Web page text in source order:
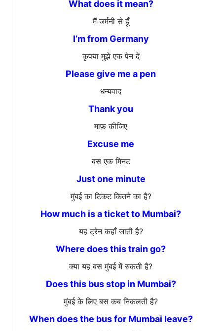
What does it mean?
मैं जर्मनी से हूँ
I’m from Germany
कृपया मुझे एक पेन दें
Please give me a pen
धन्यवाद
Thank you
माफ़ कीजिए
Excuse me
बस एक मिनट
Just one minute
मुंबई का टिकट कितने का है?
How much is a ticket to Mumbai?
यह ट्रेन कहाँ जाती है?
Where does this train go?
क्या यह बस मुंबई में रुकती है?
Does this bus stop in Mumbai?
मुंबई के लिए बस कब निकलती है?
When does the bus for Mumbai leave?